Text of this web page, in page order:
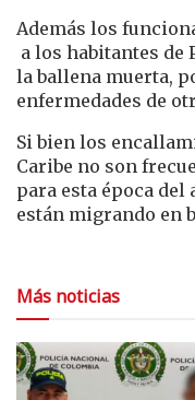
Además los
a los habitantes de
la ballena muerta,
enfermedades de
Si bien los
Caribe no son
para esta época del
están migrando en
Más noticias